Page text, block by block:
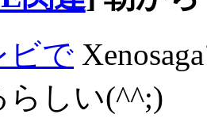
ビで
しい(^^;)